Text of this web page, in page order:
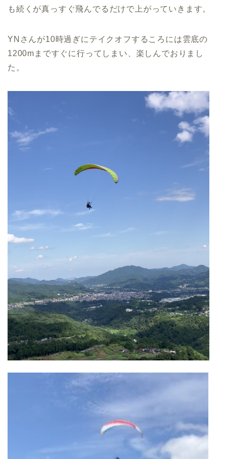
も続くが真っすぐ飛んでるだけで上がっていきます。
YNさんが10時過ぎにテイクオフするころには雲底の
1200mまですぐに行ってしまい、楽しんでおりまし
た。